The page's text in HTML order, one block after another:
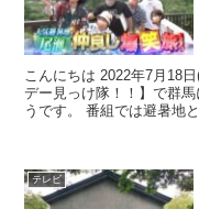
こんにちは 2022年7月18日(月)19:00〜21:48に放送される【帰れマン
デー見っけ隊！！】で群
うです。 番組では避暑地として人気の「かたしな・尾瀬高原エリ
テレビ